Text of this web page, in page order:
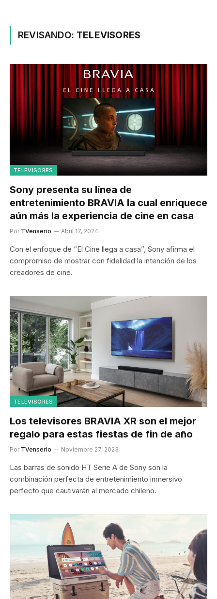
REVISANDO: TELEVISORES
TELEVISORES
Sony presenta su línea de
entretenimiento BRAVIA la cual enriquece
aún más la experiencia de cine en casa
Por TVenserio Abril 17, 2024
Con el enfoque de “El Cine llega a casa”, Sony afirma el
compromiso de mostrar con fidelidad la intención de los
creadores de cine.
TELEVISORES
Los televisores BRAVIA XR son el mejor
regalo para estas fiestas de fin de año
Por TVenserio Noviembre 27, 2023
Las barras de sonido HT Serie A de Sony son la
combinación perfecta de entretenimiento inmersivo
perfecto que cautivarán al mercado chileno.